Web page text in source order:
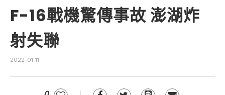
F-16戰機驚傳事故 澎湖炸
射失聯
2022-01-11